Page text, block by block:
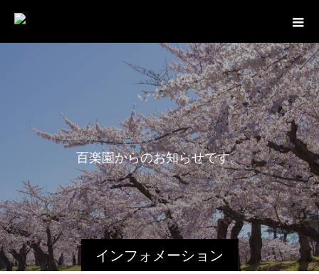
インフォメーション
百楽園からのお知らせです。